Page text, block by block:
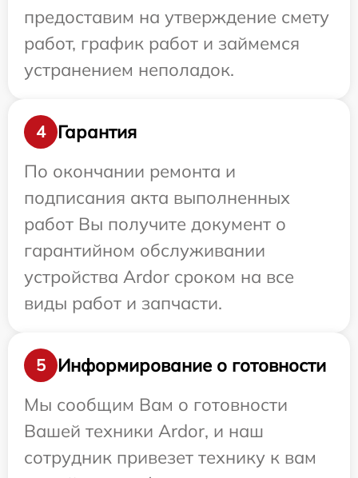
предоставим на утверждение смету
работ, график работ и займемся
устранением неполадок.
4
Гарантия
По окончании ремонта и
подписания акта выполненных
работ Вы получите документ о
гарантийном обслуживании
устройства Ardor сроком на все
виды работ и запчасти.
5
Информирование о готовности
Мы сообщим Вам о готовности
Вашей техники Ardor, и наш
сотрудник привезет технику к вам